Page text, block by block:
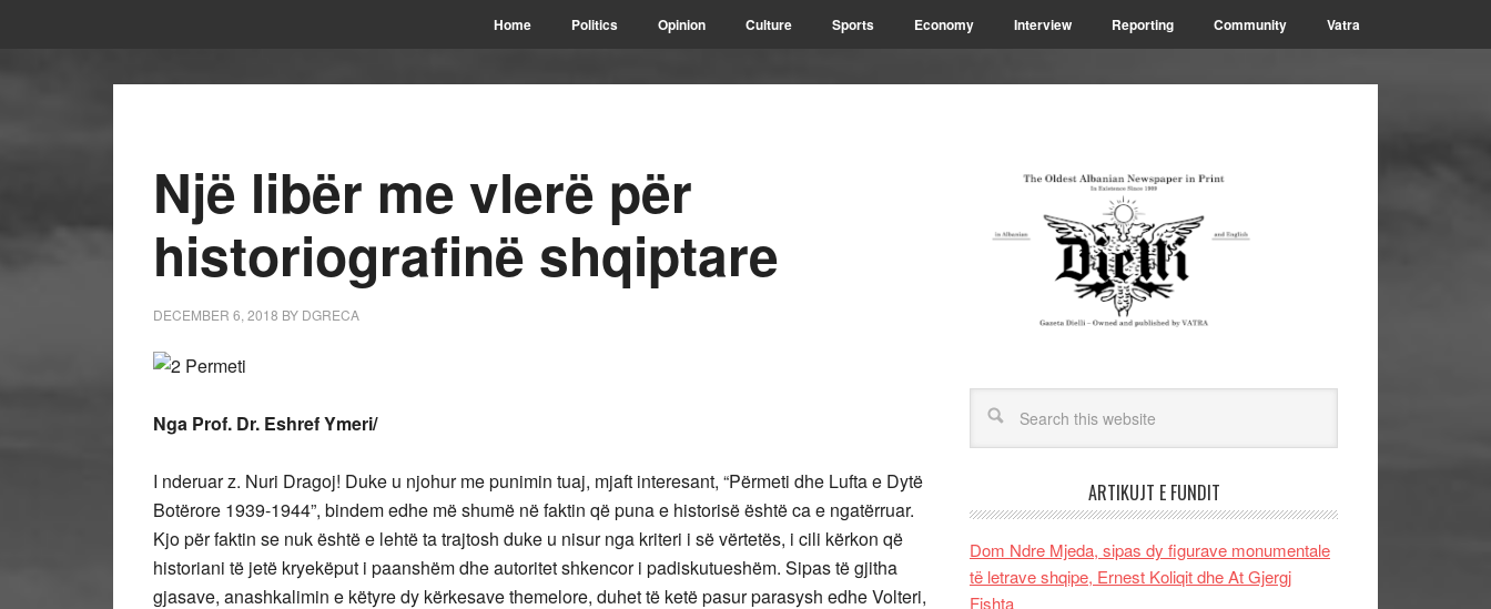
Home Politics Opinion Culture Sports Economy Interview Reporting Community Vatra
Një libër me vlerë për
historiografinë shqiptare
DECEMBER 6, 2018 BY DGRECA
Nga Prof. Dr. Eshref Ymeri/
I nderuar z. Nuri Dragoj! Duke u njohur me punimin tuaj, mjaft interesant, “Përmeti dhe Lufta e Dytë
Botërore 1939-1944”, bindem edhe më shumë në faktin që puna e historisë është ca e ngatërruar.
Kjo për faktin se nuk është e lehtë ta trajtosh duke u nisur nga kriteri i së vërtetës, i cili kërkon që
historiani të jetë kryekëput i paanshëm dhe autoritet shkencor i padiskutueshëm. Sipas të gjitha
gjasave, anashkalimin e këtyre dy kërkesave themelore, duhet të ketë pasur parasysh edhe Volteri,
ARTIKUJT E FUNDIT
Dom Ndre Mjeda, sipas dy figurave monumentale
të letrave shqipe, Ernest Koliqit dhe At Gjergj
Fishta